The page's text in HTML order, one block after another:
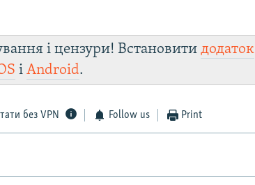
і цензури! Встановитидодаток
іAndroid.
без VPN Follow us Print